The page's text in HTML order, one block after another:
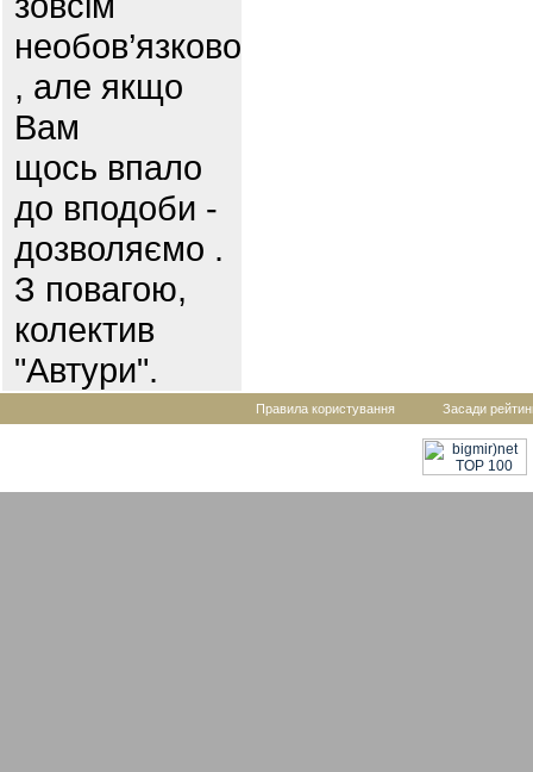
необов’язково
, але якщо
Вам
щось впало
до вподоби -
дозволяємо .
З повагою,
колектив
"Автури".
Правила користування Засади